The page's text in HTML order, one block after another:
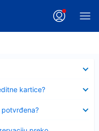
kartice?
potvrđena?